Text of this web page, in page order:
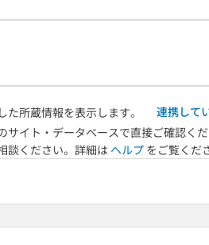
所蔵情報を表示します。
連携して
イト・データベースで直接ご確認く
談ください。詳細は ヘルプ をご覧くだ